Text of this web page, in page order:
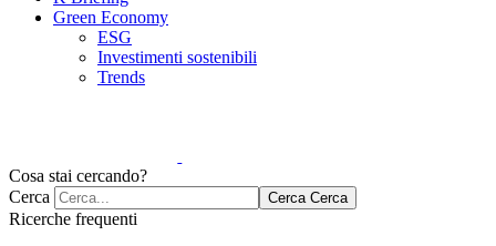
Green Economy
ESG
Investimenti sostenibili
Trends
Cosa stai cercando?
Cerca
Cerca Cerca
Ricerche frequenti